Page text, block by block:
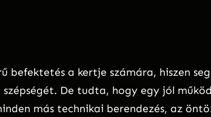
befektetés a kertje számára, hiszen
De tudta, hogy egy jól
más technikai berendezés, az